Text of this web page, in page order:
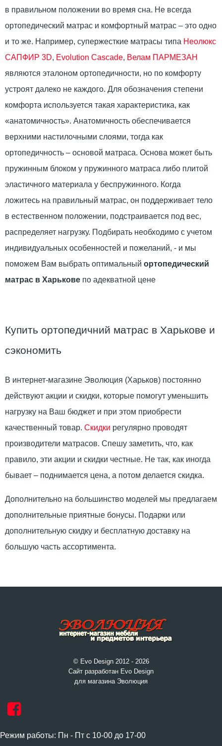
в правильном положении во время сна. Не всегда
ортопедический матрас и комфортный матрас – это одно
и то же. Например, супержесткие матрасы типа Неолюкс
САПФИР 3D, Evolution Cascade, Велам ПАРМЕЗАН
являются эталоном ортопедичности, но по комфорту
устроят далеко не каждого. Для обозначения степени
комфорта используется такая характеристика, как
«анатомичность». Анатомичность обеспечивается
верхними настилочными слоями, тогда как
ортопедичность – основой матраса. Основа может быть
пружинным блоком у пружинного матраса либо плитой
эластичного материала у беспружинного. Когда
ложитесь на правильный матрас, он поддерживает тело
в естественном положении, подстраивается под вес,
распределяет нагрузку. Подбирать необходимо с учетом
индивидуальных особенностей и пожеланий, - и мы
поможем Вам выбрать оптимальный ортопедический
матрас в Харькове по адекватной цене
Купить ортопедичний матрас в Харькове и
сэкономить
В интернет-магазине Эволюция (Харьков) постоянно
действуют акции и скидки, которые помогут уменьшить
нагрузку на Ваш бюджет и при этом приобрести
качественный товар. Скидки регулярно проводят
производители матрасов. Спешу заметить, что, как
правило, эти акции и скидки честные. Не так, как иногда
бывает – поднимается цена, а потом делается скидка.
Дополнительно на большинство моделей мы предлагаем
дополнительные приятные бонусы. Подарки или
дополнительную скидку и бесплатную доставку на
большую часть ассортимента.
© Evo Design 2012 - 2026
Сайт разработан Evo Design
для магазина Эволюция
Режим работы: Пн - Пт с 10-00 до 17-00